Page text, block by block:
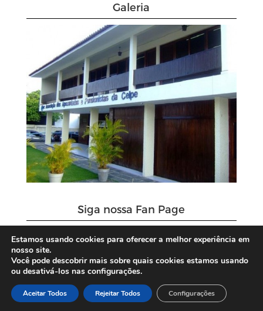
Galeria
Siga nossa Fan Page
Estamos usando cookies para oferecer a melhor experiência em
nosso site.
Você pode descobrir mais sobre quais cookies estamos usando
ou desativá-los nas configurações.
Aceitar Todos Rejeitar Todos Configurações